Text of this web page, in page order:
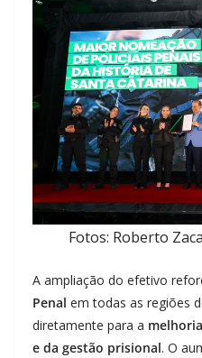
Fotos: Roberto
A ampliação do efetivo
Penal em todas as regiões
diretamente para a
e da gestão prisional. O